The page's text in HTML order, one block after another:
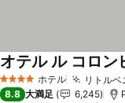
4 ホテルのランク
ホテル リトル
オテル ル コロン
8.8 大満足 6,245